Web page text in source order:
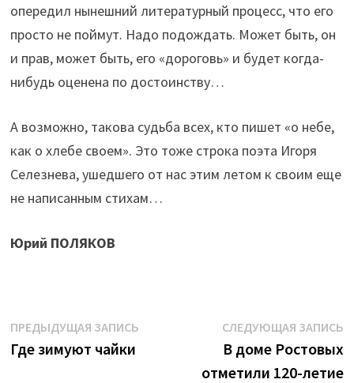
опередил нынешний литературный процесс, что его
просто не поймут. Надо подождать. Может быть, он
и прав, может быть, его «дороговь» и будет когда-
нибудь оценена по достоинству…
А возможно, такова судьба всех, кто пишет «о небе,
как о хлебе своем». Это тоже строка поэта Игоря
Селезнева, ушедшего от нас этим летом к своим еще
не написанным стихам…
Юрий ПОЛЯКОВ
Навигация
по
ПРЕДЫДУЩАЯ ЗАПИСЬПредыдущая
Где зимуют чайки
СЛЕДУЮЩАЯ ЗАПИСЬ
В доме Ростовых
отметили 120-летие